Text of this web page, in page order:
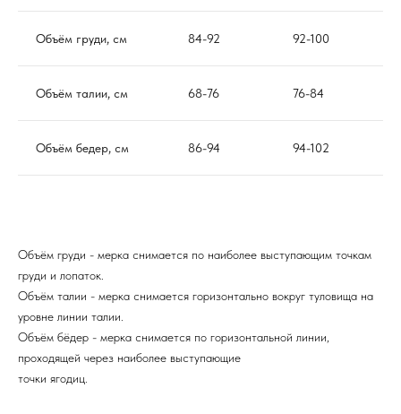
Объём груди, см 84-92 92-100
Объём талии, см 68-76 76-84
Объём бедер, см 86-94 94-102
Объём груди - мерка снимается по наиболее выступающим точкам
груди и лопаток.
Объём талии - мерка снимается горизонтально вокруг туловища на
уровне линии талии.
Объём бёдер - мерка снимается по горизонтальной линии,
проходящей через наиболее выступающие
точки ягодиц.